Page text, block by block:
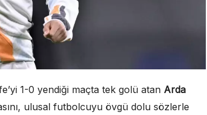
1-0 yendiği maçta tek golü atan Arda
ulusal futbolcuyu övgü dolu sözlerle